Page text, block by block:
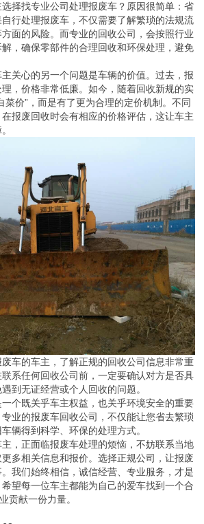
择找专业公司处理报废车？原因很简单：省
行处理报废车，不仅需要了解繁琐的法规流
面的风险。而专业的回收公司，会按照行业
，确保零部件的合理回收和环保处理，避免
关心的另一个问题是车辆的价值。过去，报
，价格非常低廉。如今，随着回收新规的实
菜价”，而是有了更为合理的定价机制。不同
报废回收时会有相应的价格评估，这让车主
车的车主，了解正规的回收公司信息非常重
系任何回收公司前，一定要确认对方是否具
到无证经营或个人回收的问题。
个既关乎车主权益，也关乎环境安全的重要
业的报废车回收公司，不仅能让您省去繁琐
辆得到科学、环保的处理方式。
，正面临报废车处理的烦恼，不妨联系当地
多相关信息和报价。选择正规公司，让报废
我们始终相信，诚信经营、专业服务，才是
望每一位车主都能为自己的爱车找到一个合
贡献一份力量。